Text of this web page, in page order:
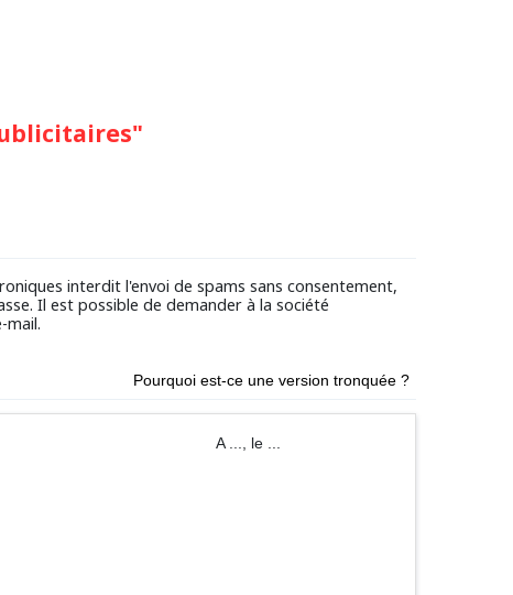
interdit l'envoi de spams sans consentement,
Il est possible de demander à la société
mail.
Pourquoi est-ce une version tronquée ?
A ..., le ...